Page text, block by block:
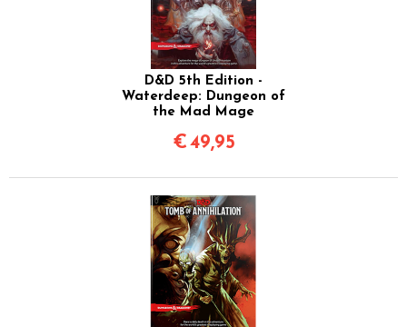
D&D 5th Edition -
Waterdeep: Dungeon of
the Mad Mage
€49,95